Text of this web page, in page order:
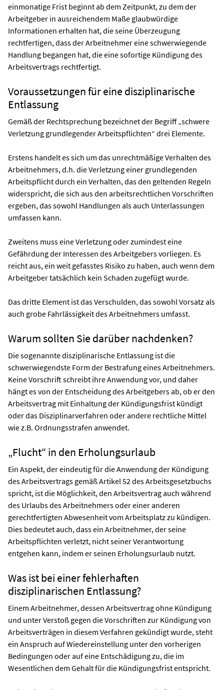
einmonatige Frist beginnt ab dem Zeitpunkt, zu dem der
Arbeitgeber in ausreichendem Maße glaubwürdige
Informationen erhalten hat, die seine Überzeugung
rechtfertigen, dass der Arbeitnehmer eine schwerwiegende
Handlung begangen hat, die eine sofortige Kündigung des
Arbeitsvertrags rechtfertigt.
Voraussetzungen für eine disziplinarische
Entlassung
Gemäß der Rechtsprechung bezeichnet der Begriff „schwere
Verletzung grundlegender Arbeitspflichten“ drei Elemente.
Erstens handelt es sich um das unrechtmäßige Verhalten des
Arbeitnehmers, d.h. die Verletzung einer grundlegenden
Arbeitspflicht durch ein Verhalten, das den geltenden Regeln
widerspricht, die sich aus den arbeitsrechtlichen Vorschriften
ergeben, das sowohl Handlungen als auch Unterlassungen
umfassen kann.
Zweitens muss eine Verletzung oder zumindest eine
Gefährdung der Interessen des Arbeitgebers vorliegen. Es
reicht aus, ein weit gefasstes Risiko zu haben, auch wenn dem
Arbeitgeber tatsächlich kein Schaden zugefügt wurde.
Das dritte Element ist das Verschulden, das sowohl Vorsatz als
auch grobe Fahrlässigkeit des Arbeitnehmers umfasst.
Warum sollten Sie darüber nachdenken?
Die sogenannte disziplinarische Entlassung ist die
schwerwiegendste Form der Bestrafung eines Arbeitnehmers.
Keine Vorschrift schreibt ihre Anwendung vor, und daher
hängt es von der Entscheidung des Arbeitgebers ab, ob er den
Arbeitsvertrag mit Einhaltung der Kündigungsfrist kündigt
oder das Disziplinarverfahren oder andere rechtliche Mittel
wie z.B. Ordnungsstrafen anwendet.
„Flucht“ in den Erholungsurlaub
Ein Aspekt, der eindeutig für die Anwendung der Kündigung
des Arbeitsvertrags gemäß Artikel 52 des Arbeitsgesetzbuchs
spricht, ist die Möglichkeit, den Arbeitsvertrag auch während
des Urlaubs des Arbeitnehmers oder einer anderen
gerechtfertigten Abwesenheit vom Arbeitsplatz zu kündigen.
Dies bedeutet auch, dass ein Arbeitnehmer, der seine
Arbeitspflichten verletzt, nicht seiner Verantwortung
entgehen kann, indem er seinen Erholungsurlaub nutzt.
Was ist bei einer fehlerhaften
disziplinarischen Entlassung?
Einem Arbeitnehmer, dessen Arbeitsvertrag ohne Kündigung
und unter Verstoß gegen die Vorschriften zur Kündigung von
Arbeitsverträgen in diesem Verfahren gekündigt wurde, steht
ein Anspruch auf Wiedereinstellung unter den vorherigen
Bedingungen oder auf eine Entschädigung zu, die im
Wesentlichen dem Gehalt für die Kündigungsfrist entspricht.